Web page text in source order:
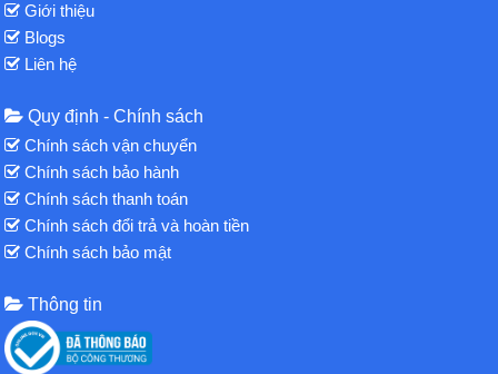
Giới thiệu
Blogs
Liên hệ
Quy định - Chính sách
Chính sách vận chuyển
Chính sách bảo hành
Chính sách thanh toán
Chính sách đổi trả và hoàn tiền
Chính sách bảo mật
Thông tin